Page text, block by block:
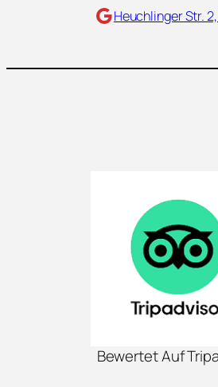
Maps Heuchlinger Str.
Bewertet Auf